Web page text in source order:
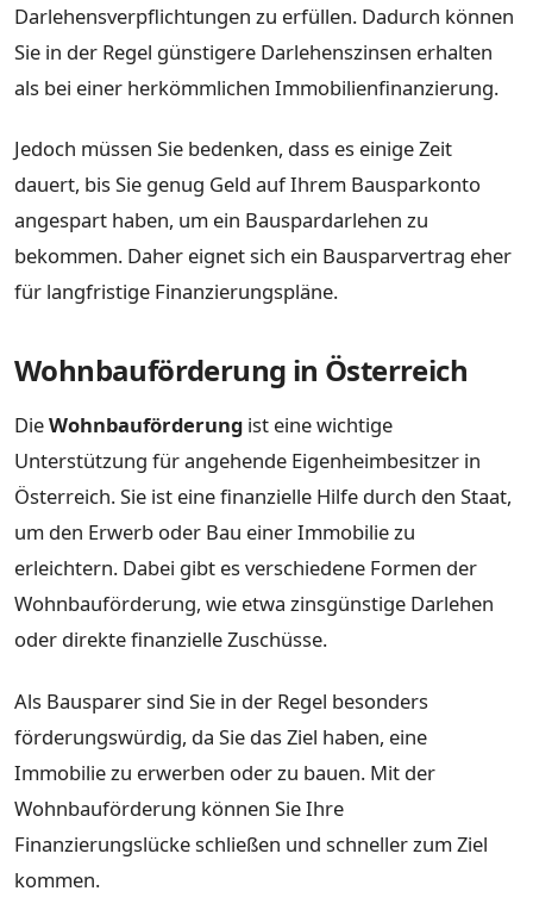
Darlehensverpflichtungen zu erfüllen. Dadurch können
Sie in der Regel günstigere Darlehenszinsen erhalten
als bei einer herkömmlichen Immobilienfinanzierung.
Jedoch müssen Sie bedenken, dass es einige Zeit
dauert, bis Sie genug Geld auf Ihrem Bausparkonto
angespart haben, um ein Bauspardarlehen zu
bekommen. Daher eignet sich ein Bausparvertrag eher
für langfristige Finanzierungspläne.
Wohnbauförderung in Österreich
DieWohnbauförderung ist eine wichtige
Unterstützung für angehende Eigenheimbesitzer in
Österreich. Sie ist eine finanzielle Hilfe durch den Staat,
um den Erwerb oder Bau einer Immobilie zu
erleichtern. Dabei gibt es verschiedene Formen der
Wohnbauförderung, wie etwa zinsgünstige Darlehen
oder direkte finanzielle Zuschüsse.
Als Bausparer sind Sie in der Regel besonders
förderungswürdig, da Sie das Ziel haben, eine
Immobilie zu erwerben oder zu bauen. Mit der
Wohnbauförderung können Sie Ihre
Finanzierungslücke schließen und schneller zum Ziel
kommen.